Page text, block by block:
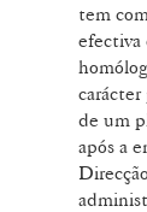
tem
efectiva
de um
após a